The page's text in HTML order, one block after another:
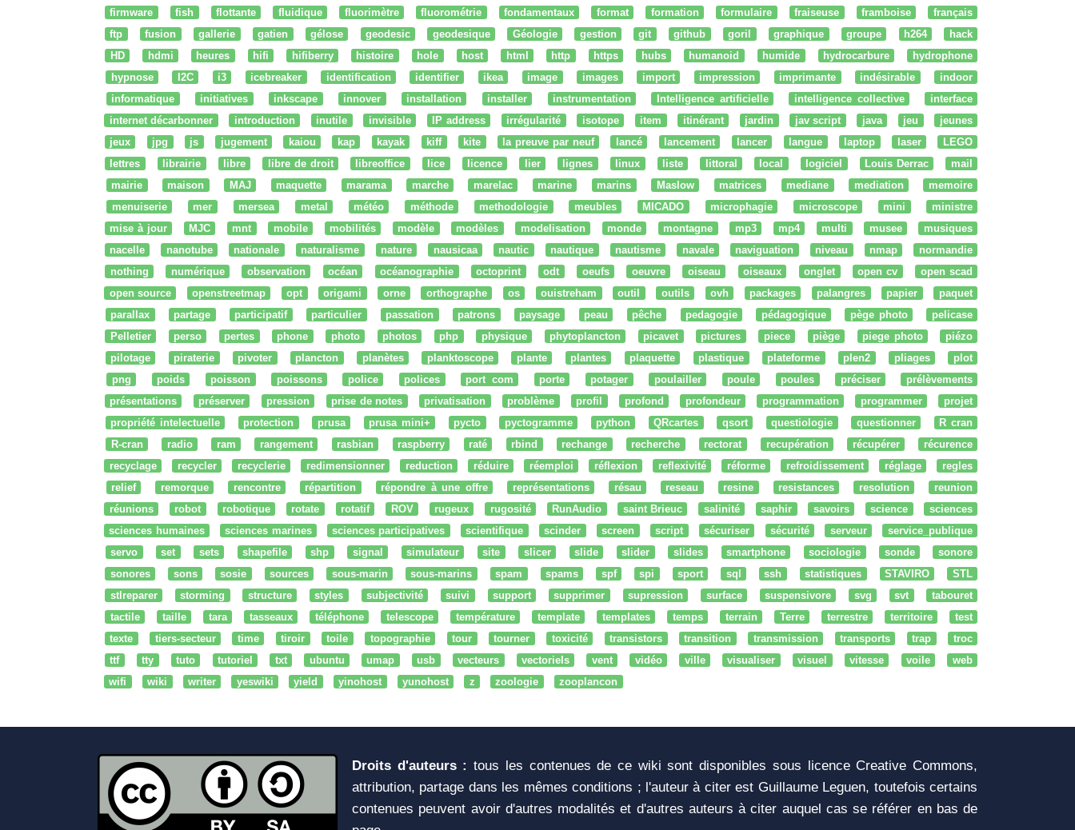
firmware
fish flottante fluidique fluorimètre fluorométrie fondamentaux format formation formulaire fraiseuse framboise
français
ftp
fusion gallerie gatien gélose geodesic geodesique Géologie gestion git github goril graphique groupe h264
hack
HD
hdmi heures hifi hifiberry histoire hole host html http https hubs humanoid humide hydrocarbure
hydrophone
hypnose
I2C i3 icebreaker identification identifier ikea image images import impression imprimante indésirable
indoor
informatique
initiatives inkscape innover installation installer instrumentation Intelligence artificielle intelligence collective
interface
internet décarbonner
introduction inutile invisible IP address irrégularité isotope item itinérant jardin jav script java jeu
jeunes
jeux
jpg js jugement kaiou kap kayak kiff kite la preuve par neuf lancé lancement lancer langue laptop laser
LEGO
lettres
librairie libre libre de droit libreoffice lice licence lier lignes linux liste littoral local logiciel Louis Derrac
mail
mairie
maison MAJ maquette marama marche marelac marine marins Maslow matrices mediane mediation
memoire
menuiserie
mer mersea metal météo méthode methodologie meubles MICADO microphagie microscope mini
ministre
mise à jour
MJC mnt mobile mobilités modèle modèles modelisation monde montagne mp3 mp4 multi musee
musiques
nacelle
nanotube nationale naturalisme nature nausicaa nautic nautique nautisme navale naviguation niveau nmap
normandie
nothing
numérique observation océan océanographie octoprint odt oeufs oeuvre oiseau oiseaux onglet open cv
open scad
open source
openstreetmap opt origami orne orthographe os ouistreham outil outils ovh packages palangres papier
paquet
parallax
partage participatif particulier passation patrons paysage peau pêche pedagogie pédagogique pège photo
pelicase
Pelletier
perso pertes phone photo photos php physique phytoplancton picavet pictures piece piège piege photo
piézo
pilotage
piraterie pivoter plancton planètes planktoscope plante plantes plaquette plastique plateforme plen2 pliages
plot
png
poids poisson poissons police polices port com porte potager poulailler poule poules préciser
prélèvements
présentations
préserver pression prise de notes privatisation problème profil profond profondeur programmation programmer
projet
propriété intelectuelle
protection prusa prusa mini+ pycto pyctogramme python QRcartes qsort questiologie questionner
R cran
R-cran
radio ram rangement rasbian raspberry raté rbind rechange recherche rectorat recupération récupérer
récurence
recyclage
recycler recyclerie redimensionner reduction réduire réemploi réflexion reflexivité réforme refroidissement réglage
regles
relief
remorque rencontre répartition répondre à une offre représentations résau reseau resine resistances resolution
reunion
réunions
robot robotique rotate rotatif ROV rugeux rugosité RunAudio saint Brieuc salinité saphir savoirs science
sciences
sciences humaines
sciences marines sciences participatives scientifique scinder screen script sécuriser sécurité serveur
service_publique
servo
set sets shapefile shp signal simulateur site slicer slide slider slides smartphone sociologie sonde
sonore
sonores
sons sosie sources sous-marin sous-marins spam spams spf spi sport sql ssh statistiques STAVIRO
STL
stlreparer
storming structure styles subjectivité suivi support supprimer supression surface suspensivore svg svt
tabouret
tactile
taille tara tasseaux téléphone telescope température template templates temps terrain Terre terrestre territoire
test
texte
tiers-secteur time tiroir toile topographie tour tourner toxicité transistors transition transmission transports trap
troc
ttf
tty tuto tutoriel txt ubuntu umap usb vecteurs vectoriels vent vidéo ville visualiser visuel vitesse voile
web
wifi
wiki writer yeswiki yield yinohost yunohost z zoologie zooplancon
Droits d'auteurs : tous les contenues de ce wiki sont disponibles sous licence Creative Commons,
attribution, partage dans les mêmes conditions ; l'auteur à citer est Guillaume Leguen, toutefois certains
contenues peuvent avoir d'autres modalités et d'autres auteurs à citer auquel cas se référer en bas de